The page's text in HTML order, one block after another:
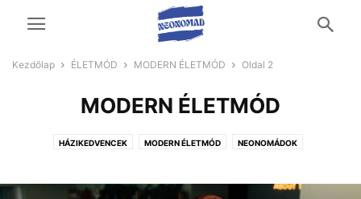
Kezdőlap ÉLETMÓD MODERN ÉLETMÓD Oldal 2
MODERN ÉLETMÓD
HÁZIKEDVENCEK MODERN ÉLETMÓD NEONOMÁDOK